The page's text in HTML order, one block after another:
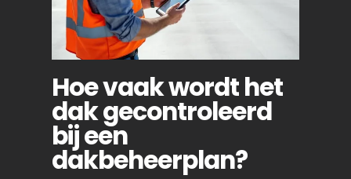
Hoe vaak wordt het
dak gecontroleerd
bij een
dakbeheerplan?